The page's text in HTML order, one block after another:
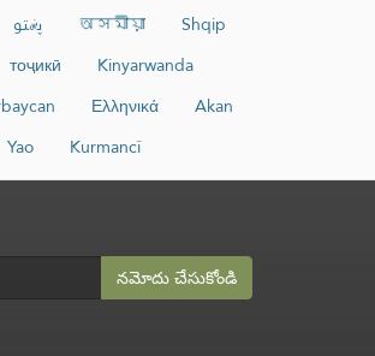
پښتو অসমীয়া
Shqip
тоҷикӣ
Kinyarwanda
Ελληνικά
Akan
Yao Kurmancî
నమోదు చేసుకోండి